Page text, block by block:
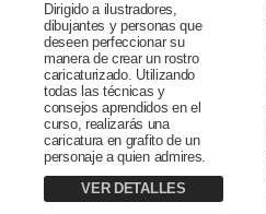
Dirigido a ilustradores,
dibujantes y personas que
deseen perfeccionar su
manera de crear un rostro
caricaturizado. Utilizando
todas las técnicas y
consejos aprendidos en el
curso, realizarás una
caricatura en grafito de un
personaje a quien admires.
VER DETALLES